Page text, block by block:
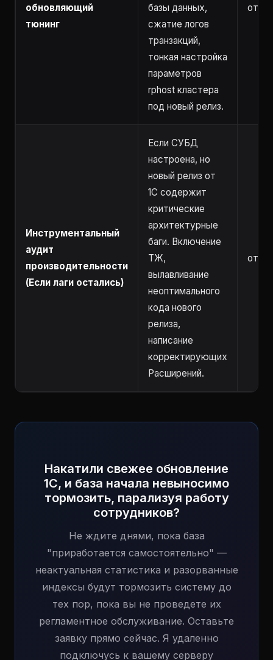
обновляющий
тюнинг
базы данных,
сжатие логов
транзакций,
тонкая настройка
параметров
rphost кластера
под новый релиз.
от 5
Инструментальный
аудит
производительности
(Если лаги остались)
Если СУБД
настроена, но
новый релиз от
1С содержит
критические
архитектурные
баги. Включение
ТЖ,
вылавливание
неоптимального
кода нового
релиза,
написание
корректирующих
Расширений.
от 8
Накатили свежее обновление
1С, и база начала невыносимо
тормозить, парализуя работу
сотрудников?
Не ждите днями, пока база
"приработается самостоятельно" —
неактуальная статистика и разорванные
индексы будут тормозить систему до
тех пор, пока вы не проведете их
регламентное обслуживание. Оставьте
заявку прямо сейчас. Я удаленно
подключусь к вашему серверу